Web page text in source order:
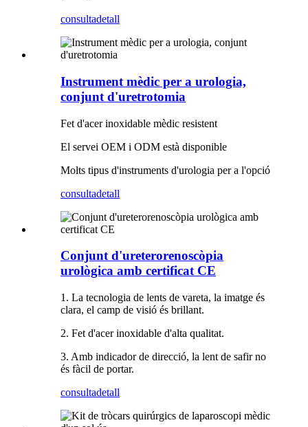
consultadetall
Instrument mèdic per a urologia,
conjunt d'uretrotomia
Fet d'acer inoxidable mèdic resistent
El servei OEM i ODM està disponible
Molts tipus d'instruments d'urologia per a l'opció
consultadetall
Conjunt d'ureterorenoscòpia
urològica amb certificat CE
1. La tecnologia de lents de vareta, la imatge és
clara, el camp de visió és brillant.
2. Fet d'acer inoxidable d'alta qualitat.
3. Amb indicador de direcció, la lent de safir no
és fàcil de portar.
consultadetall